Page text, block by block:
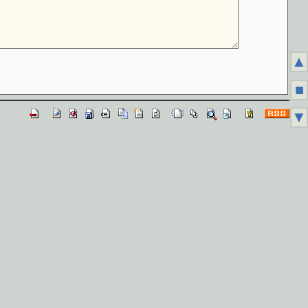
▲
■
▼